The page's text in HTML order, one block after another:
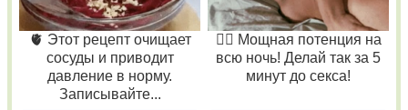
🫀 Этот рецепт очищает
сосуды и приводит
давление в норму.
Записывайте...
❤️‍🔥 Мощная потенция на
всю ночь! Делай так за 5
минут до секса!